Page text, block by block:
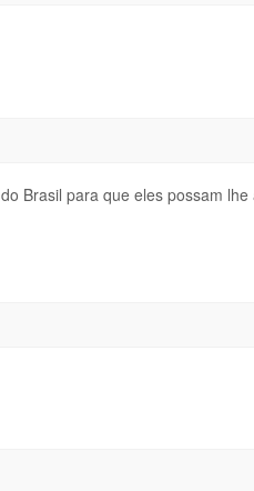
Brasil para que eles possam